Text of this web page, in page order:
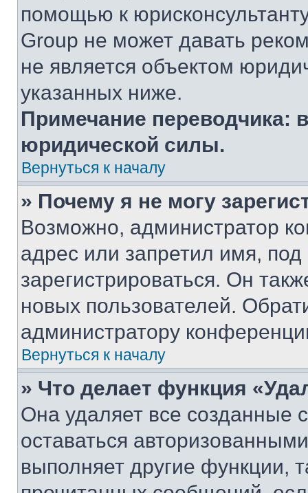
помощью к
Group не может давать
не является объектом
указанных ниже.
Примечание переводчика:
юридической силы.
Вернуться к началу
» Почему я не могу
Возможно, администратор
адрес или запретил имя,
зарегистрироваться. Он
новых пользователей.
администратору
Вернуться к началу
» Что делает функция
Она удаляет все созданные
оставаться
выполняет другие функции,